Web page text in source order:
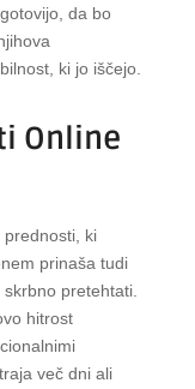
da bo
ki jo iščejo.
Online
prednosti, ki
prinaša tudi
pretehtati.
hitrost
več dni ali